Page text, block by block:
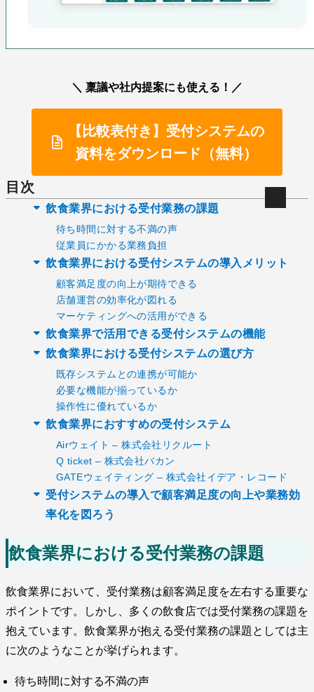
＼ 稟議や社内提案にも使える！／
【比較表付き】受付システムの
資料をダウンロード（無料）
目次
飲食業界における受付業務の課題
待ち時間に対する不満の声
従業員にかかる業務負担
飲食業界における受付システムの導入メリット
顧客満足度の向上が期待できる
店舗運営の効率化が図れる
マーケティングへの活用ができる
飲食業界で活用できる受付システムの機能
飲食業界における受付システムの選び方
既存システムとの連携が可能か
必要な機能が揃っているか
操作性に優れているか
飲食業界におすすめの受付システム
Airウェイト – 株式会社リクルート
Q ticket – 株式会社バカン
GATEウェイティング – 株式会社イデア・レコード
受付システムの導入で顧客満足度の向上や業務効
率化を図ろう
飲食業界における受付業務の課題
飲食業界において、受付業務は顧客満足度を左右する重要な
ポイントです。しかし、多くの飲食店では受付業務の課題を
抱えています。飲食業界が抱える受付業務の課題としては主
に次のようなことが挙げられます。
待ち時間に対する不満の声